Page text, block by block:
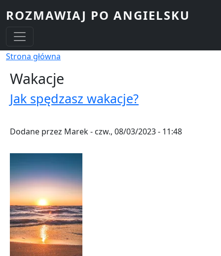
ROZMAWIAJ PO ANGIELSKU
Ścieżka nawigacyjna
Strona główna
Wakacje
Jak spędzasz wakacje?
Dodane przez Marek- czw., 08/03/2023 - 11:48